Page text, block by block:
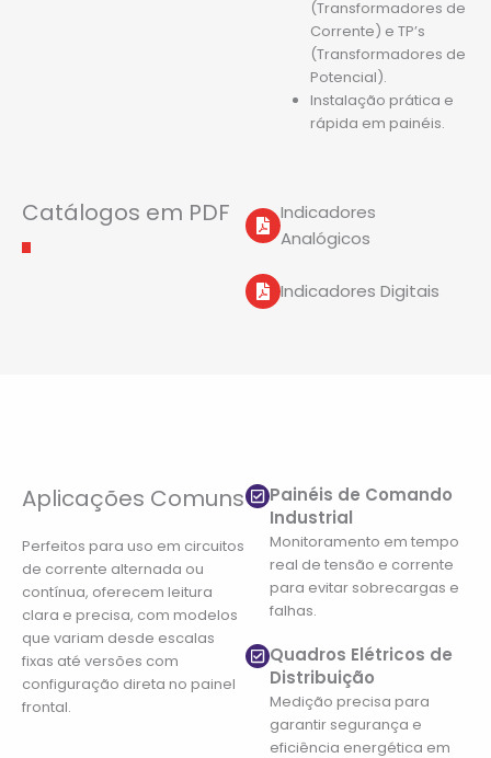
(Transformadores de
Corrente) e TP’s
(Transformadores de
Potencial).
Instalação prática e
rápida em painéis.
Catálogos em PDF
Indicadores
Analógicos
Indicadores Digitais
Aplicações Comuns
Perfeitos para uso em circuitos
de corrente alternada ou
contínua, oferecem leitura
clara e precisa, com modelos
que variam desde escalas
fixas até versões com
configuração direta no painel
frontal.
Painéis de Comando
Industrial
Monitoramento em tempo
real de tensão e corrente
para evitar sobrecargas e
falhas.
Quadros Elétricos de
Distribuição
Medição precisa para
garantir segurança e
eficiência energética em